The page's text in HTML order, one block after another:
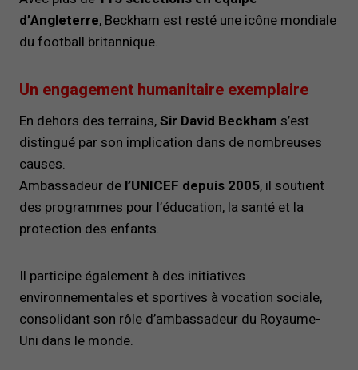
d’Angleterre, Beckham est resté une icône mondiale
du football britannique.
Un engagement humanitaire exemplaire
En dehors des terrains,Sir David Beckham s’est
distingué par son implication dans de nombreuses
causes.
Ambassadeur de l’UNICEF depuis 2005, il soutient
des programmes pour l’éducation, la santé et la
protection des enfants.
Il participe également à des initiatives
environnementales et sportives à vocation sociale,
consolidant son rôle d’ambassadeur du Royaume-
Uni dans le monde.